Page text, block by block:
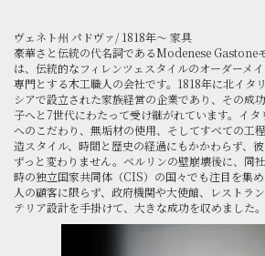
ヴェネト州 パドヴァ/ 1818年～ 家具
豪華さと伝統の代名詞であるModenese Gastone
は、伝統的なフィレンツェスタイルのオーダーメ
専門とする木工職人の会社です。1818年に北イタ
シアで設立された家族経営の企業であり、その成
子へと7世代にわたって受け継がれています。イタ
へのこだわり、無垢材の使用、そしてすべての工
造スタイル、時間と歴史の経過にもかかわらず、
ずっと変わりません。ベルリンの壁崩壊後に、同
時の独立国家共同体（CIS）の国々でも注目を集
人の顧客に限らず、政府機関や大使館、レストラ
テリア設計を手掛けて、大きな成功を収めました。